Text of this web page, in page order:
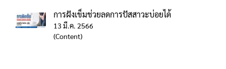
การฝังเข็มช่วยลดการปัสสาวะบ่อยได้
13 มี.ค. 2566
(Content)